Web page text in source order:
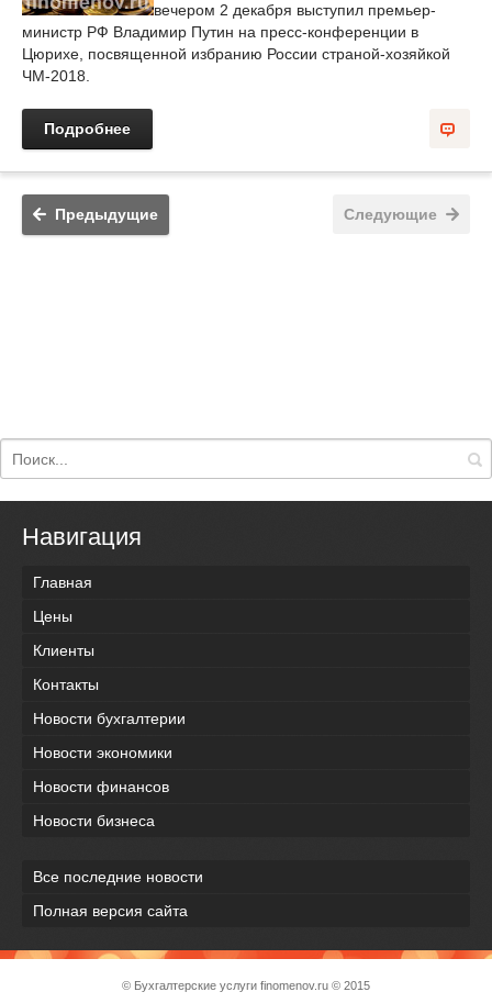
вечером 2 декабря выступил премьер-
министр РФ Владимир Путин на пресс-конференции в
Цюрихе, посвященной избранию России страной-хозяйкой
ЧМ-2018.
Подробнее
Предыдущие Следующие
Навигация
Главная
Цены
Клиенты
Контакты
Новости бухгалтерии
Новости экономики
Новости финансов
Новости бизнеса
Все последние новости
Полная версия сайта
© Бухгалтерские услуги finomenov.ru © 2015